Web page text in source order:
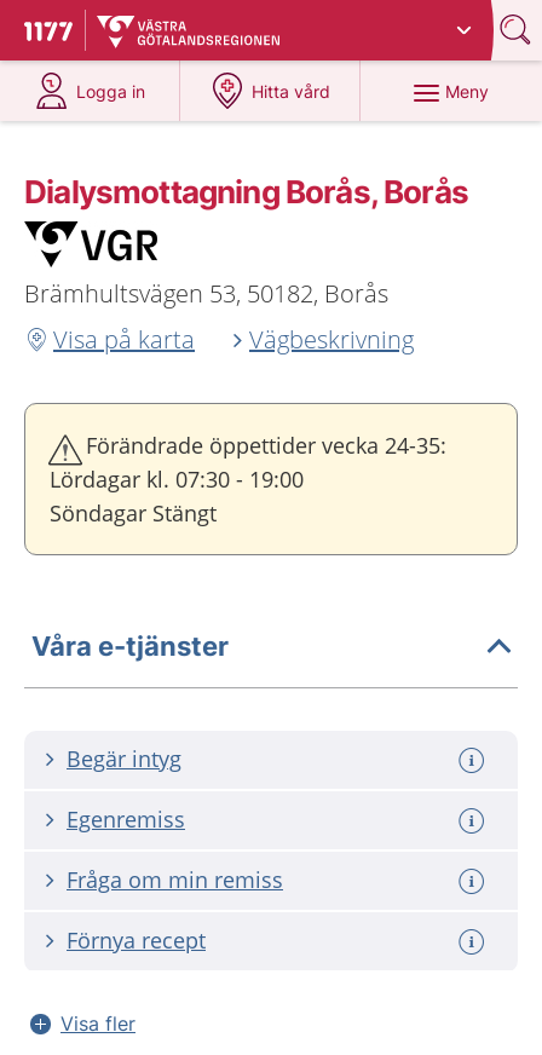
Till startsidan för 1177
Du har valt region
Logga in
på 1177.se
Hitta vård
på 1177.se
Meny
Dialysmottagning Borås, Borås
Brämhultsvägen 53, 50182, Borås
Visa på karta
Vägbeskrivning
Förändrade öppettider vecka 24-35:
Lördagar kl. 07:30 - 19:00
Söndagar Stängt
Våra e-tjänster
Begär intyg
Egenremiss
Fråga om min remiss
Förnya recept
Visa fler